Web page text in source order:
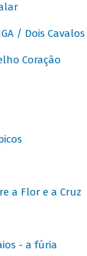
/ Dois Cavalos
Coração
a Flor e a Cruz
- a fúria